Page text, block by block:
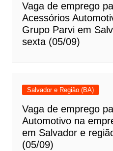
Vaga de emprego
Acessórios
Grupo Parvi em
sexta (05/09)
Salvador e Região (BA)
Vaga de emprego
Automotivo na
em Salvador e
(05/09)